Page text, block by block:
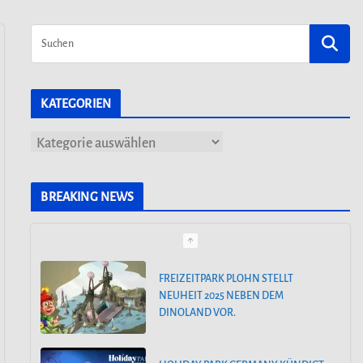
KATEGORIEN
K
BREAKING NEWS
FREIZEITPARK PLOHN STELLT
NEUHEIT 2025 NEBEN DEM
DINOLAND VOR.